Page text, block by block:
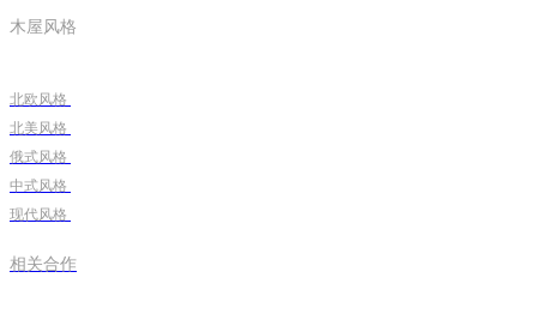
木屋风格
北欧风格
北美风格
俄式风格
中式风格
现代风格
相关合作